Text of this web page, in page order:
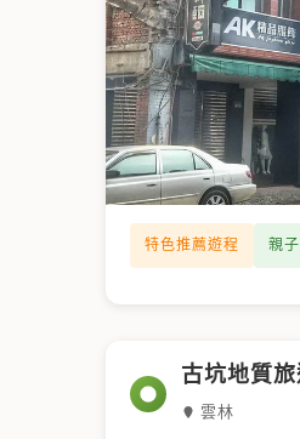
特色推薦遊程 親
古坑地質
雲林